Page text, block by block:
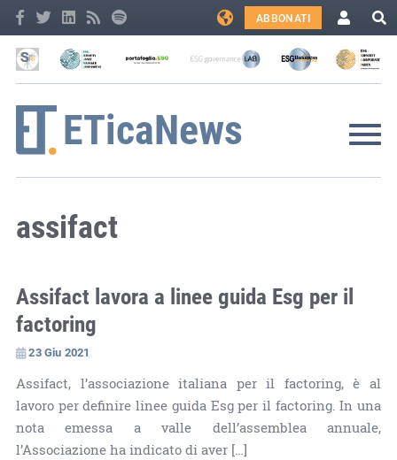
ABBONATI
assifact
Assifact lavora a linee guida Esg per il
factoring
23 Giu 2021
Assifact, l’associazione italiana per il factoring, è al
lavoro per definire linee guida Esg per il factoring. In una
nota emessa a valle dell’assemblea annuale,
l’Associazione ha indicato di aver […]